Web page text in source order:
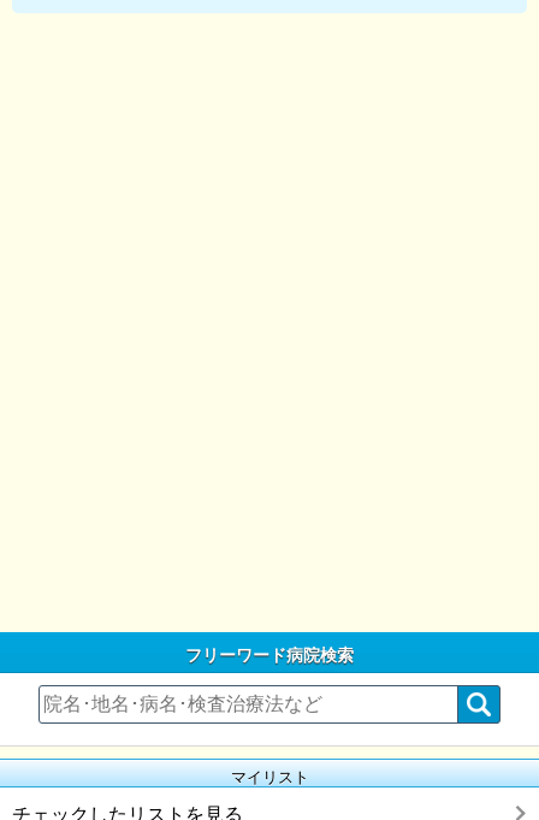
フリーワード病院検索
マイリスト
チェックしたリストを見る